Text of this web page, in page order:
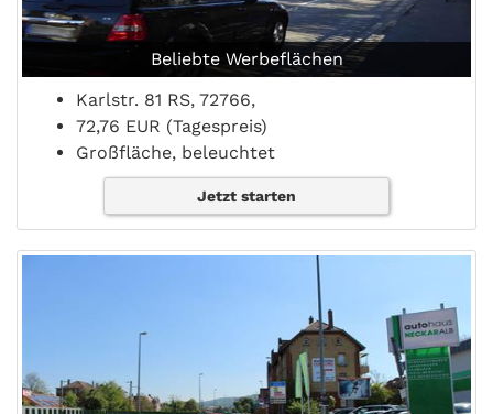
Beliebte Werbeflächen
Karlstr. 81 RS, 72766,
72,76 EUR (Tagespreis)
Großfläche, beleuchtet
Jetzt starten